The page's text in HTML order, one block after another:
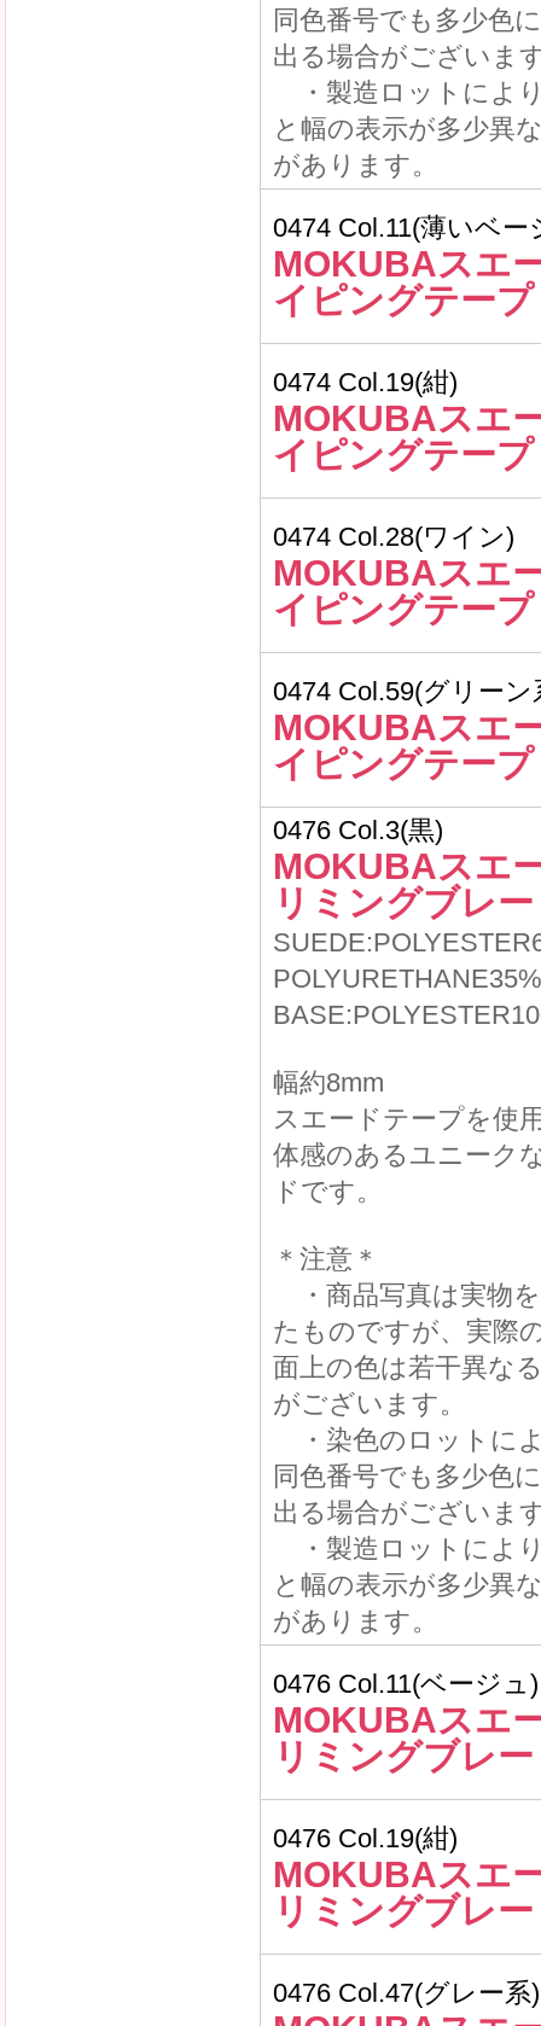
同色番号でも多少色
出る場合がございま
・製造ロットによ
と幅の表示が多少異
があります。
0474 Col.11(薄いベー
MOKUBAスエ
イピングテープ
0474 Col.19(紺)
MOKUBAスエ
イピングテープ
0474 Col.28(ワイン)
MOKUBAスエ
イピングテープ
0474 Col.59(グリーン
MOKUBAスエ
イピングテープ
0476 Col.3(黒)
MOKUBAスエ
リミングブレ
POLYURETHANE35%
幅約8mm
スエードテープを使
体感のあるユニーク
ドです。
＊注意＊
・商品写真は実物
たものですが、実際
面上の色は若干異な
がございます。
・染色のロットに
同色番号でも多少色
出る場合がございま
・製造ロットによ
と幅の表示が多少異
があります。
0476 Col.11(ベージュ)
MOKUBAスエ
リミングブレ
0476 Col.19(紺)
MOKUBAスエ
リミングブレ
0476 Col.47(グレー系)